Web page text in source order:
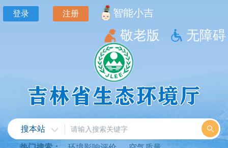
登录 注册 智能小吉
敬老版 无障碍
搜本站